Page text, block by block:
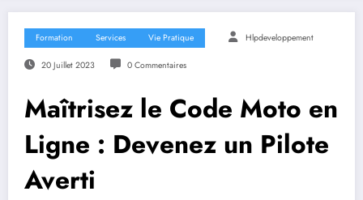
Formation Services Vie Pratique Hlpdeveloppement
20 Juillet 2023 0 Commentaires
Maîtrisez le Code Moto en
Ligne : Devenez un Pilote
Averti